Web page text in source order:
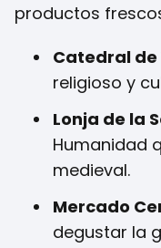
productos
Catedral de
religioso y
Lonja de la
Humanidad
medieval.
Mercado
degustar la